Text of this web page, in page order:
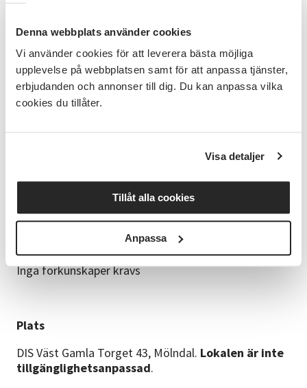
Denna webbplats använder cookies
Vi använder cookies för att leverera bästa möjliga
upplevelse på webbplatsen samt för att anpassa tjänster,
erbjudanden och annonser till dig. Du kan anpassa vilka
cookies du tillåter.
Visa detaljer
Tillåt alla cookies
Anpassa
släktforskning med svenska kyrkböcker och digitalt
material.
Studiematerialet får du vid första kurstillfället och
det ingår i kursen.
kurstillfällen
Inga förkunskaper krävs
Plats
DIS Väst Gamla Torget 43, Mölndal. Lokalen är inte
tillgänglighetsanpassad.